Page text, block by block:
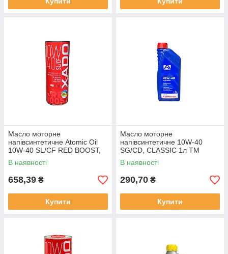
Масло моторне
напівсинтетичне Atomic Oil
10W-40 SL/CF RED BOOST,
ж/б 1л ТМ XADO Solmir
В наявності
658,39 ₴
Купити
Масло моторне
напівсинтетичне 10W-40
SG/CD, CLASSIC 1л ТМ
AGRINOL
В наявності
290,70 ₴
Купити